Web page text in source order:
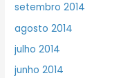
setembro 2014
agosto 2014
julho 2014
junho 2014